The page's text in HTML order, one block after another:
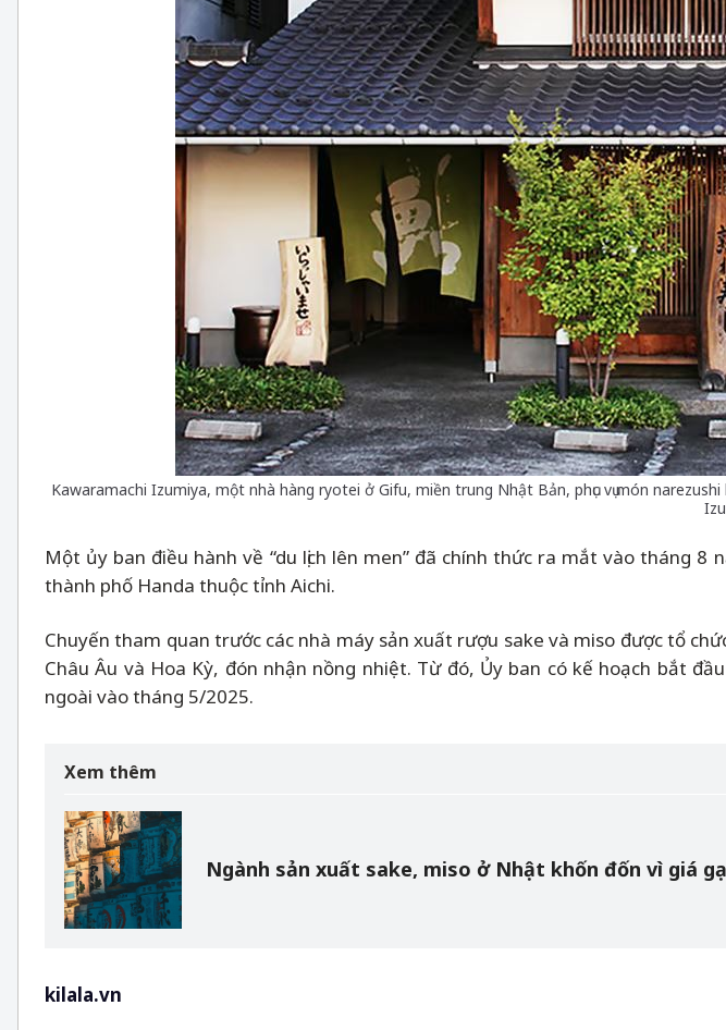
Kawaramachi Izumiya, một nhà hàng ryotei ở Gifu, miền trung Nhật Bản, phục vụ món
Một ủy ban điều hành về “du lịch lên men” đã chính thức ra mắt vào tháng
thành phố Handa thuộc tỉnh Aichi.
Chuyến tham quan trước các nhà máy sản xuất rượu sake và miso được tổ
Châu Âu và Hoa Kỳ, đón nhận nồng nhiệt. Từ đó, Ủy ban có kế hoạch bắt
ngoài vào tháng 5/2025.
Xem thêm
Ngành sản xuất sake, miso ở Nhật khốn đốn vì giá
kilala.vn